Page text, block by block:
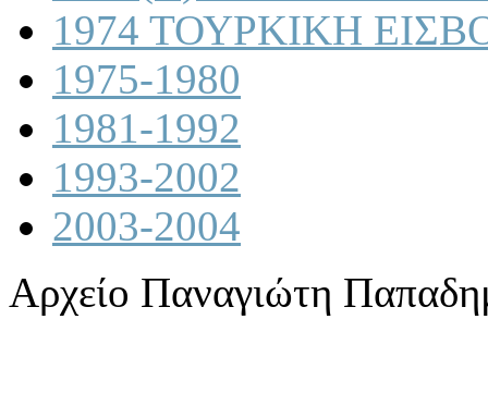
1974 ΤΟΥΡΚΙΚΗ
1975-1980
1981-1992
1993-2002
2003-2004
Αρχείο Παναγιώτη